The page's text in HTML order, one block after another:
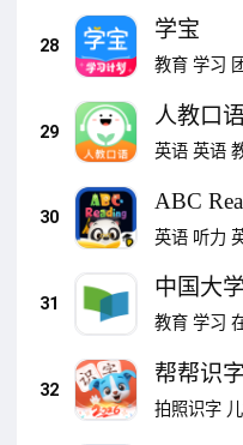
28
学宝
教育 学习
29
人教口
英语 英语
30
ABC
英语 听力
31
中国大
教育 学习
32
帮帮识字
拍照识字